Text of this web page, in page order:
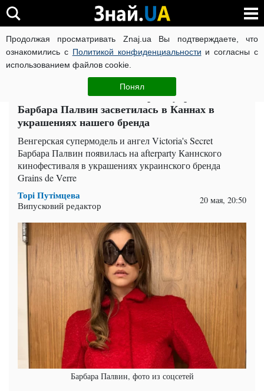
Продолжая просматривать Znaj.ua Вы подтверждаете, что
ознакомились с Политикой конфиденциальности и согласны с
использованием файлов cookie.
Понял
ВОЙНА РОССИИ ПРОТИВ УКРАИНЫ КОРОНАВИРУС В
Шоу-бизнес ЧИТАТИ УКРАЇНСЬКОЮ
Ангел Victoria's Secret выбрала украинское:
Барбара Палвин засветилась в Каннах в
украшениях нашего бренда
Венгерская супермодель и ангел Victoria's Secret
Барбара Палвин появилась на afterparty Каннского
кинофестиваля в украшениях украинского бренда
Grains de Verre
Торі Путімцева
Випусковий редактор 20 мая, 20:50
Барбара Палвин, фото из соцсетей